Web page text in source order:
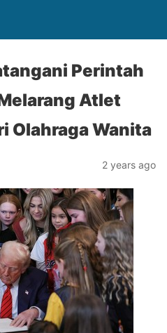
Perintah
Atlet
Olahraga Wanita
2 years ago